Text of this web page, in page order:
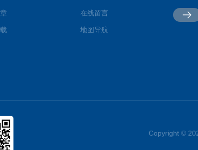
在线留言
地图导航
Copyright ©